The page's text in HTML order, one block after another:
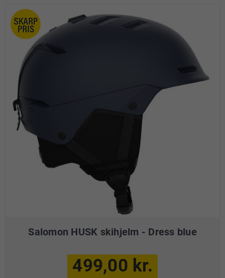
Salomon HUSK skihjelm - Dress blue
499,00 kr.